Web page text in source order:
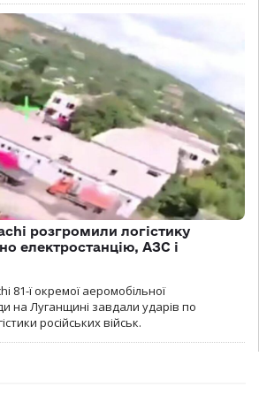
розгромили логістику
електростанцію, АЗС і
81-ї окремої аеромобільної
на Луганщині завдали ударів по
російських військ.